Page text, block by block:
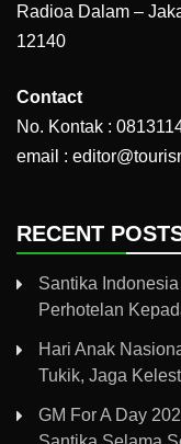
Radioa Dalam –
12140
Contact
No. Kontak :
email :
RECENT
Santika
Perhotelan
Hari Anak
Tukik, Jaga
GM For A Day